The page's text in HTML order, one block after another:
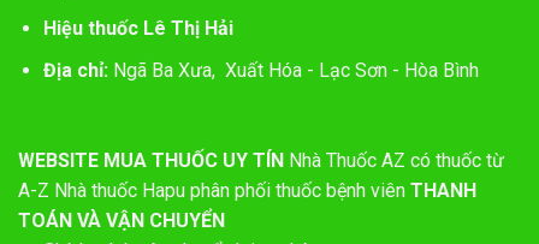
Hiệu thuốc Lê Thị Hải
Địa chỉ: Ngã Ba Xưa, Xuất Hóa - Lạc Sơn - Hòa Bình
WEBSITE MUA THUỐC UY TÍN Nhà Thuốc AZ có thuốc từ
A-Z Nhà thuốc Hapu phân phối thuốc bệnh viên THANH
TOÁN VÀ VẬN CHUYỂN